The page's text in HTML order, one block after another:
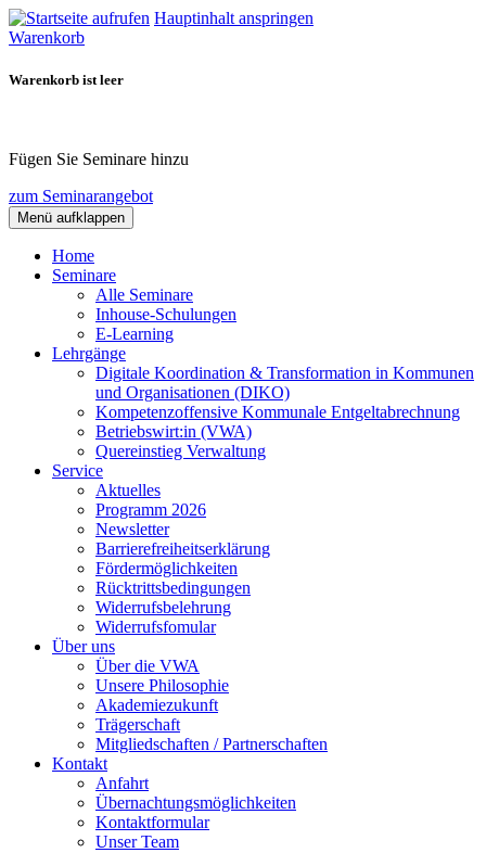
Hauptinhalt anspringen
Warenkorb
Warenkorb ist leer
Fügen Sie Seminare hinzu
zum Seminarangebot
Menü aufklappen
Home
Seminare
Alle Seminare
Inhouse-Schulungen
E-Learning
Lehrgänge
Digitale Koordination & Transformation in Kommunen
und Organisationen (DIKO)
Kompetenzoffensive Kommunale Entgeltabrechnung
Betriebswirt:in (VWA)
Quereinstieg Verwaltung
Service
Aktuelles
Programm 2026
Newsletter
Barrierefreiheitserklärung
Fördermöglichkeiten
Rücktrittsbedingungen
Widerrufsbelehrung
Widerrufsfomular
Über uns
Über die VWA
Unsere Philosophie
Akademiezukunft
Trägerschaft
Mitgliedschaften / Partnerschaften
Kontakt
Anfahrt
Übernachtungsmöglichkeiten
Kontaktformular
Unser Team